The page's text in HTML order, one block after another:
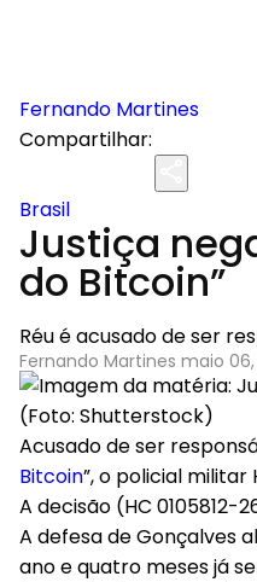
Fernando Martines
Compartilhar:
Brasil
Justiça
do Bitcoin”
Réu é acusado de ser
Fernando Martines maio 06,
(Foto: Shutterstock)
Acusado de ser
Bitcoin”, o policial
A decisão (HC 0105812-
A defesa de Gonçalves
ano e quatro meses já